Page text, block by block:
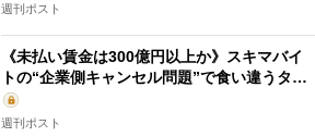
週刊ポスト
《未払い賃金は300億円以上か》スキマバイ
トの“企業側キャンセル問題”で食い違うタ…
週刊ポスト